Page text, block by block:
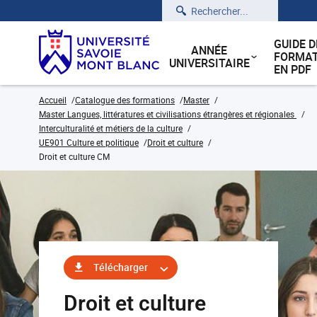
Rechercher
ANNÉE
UNIVERSITAIRE
GUIDE
EN PDF
Accueil Catalogue des formations
Master
Master Langues, littératures et civilisations étrangères et régionales
Interculturalité et métiers de la culture
UE901 Culture et politique
Droit et culture
Droit et culture CM
Télécharger
Droit et culture